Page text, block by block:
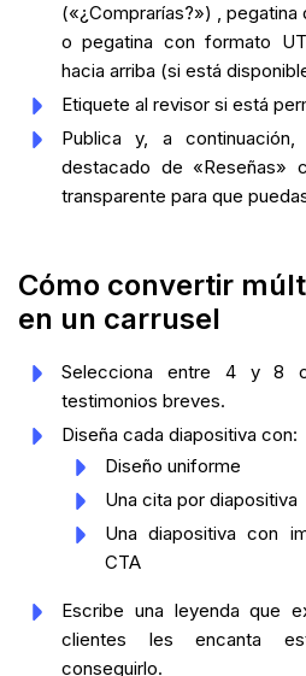
(«¿Comprarías?») ,
o pegatina con formato
hacia arriba (si está
Etiquete al revisor si está
Publica y, a
destacado de «Reseñas»
transparente para que
Cómo convertir
en un carrusel
Selecciona entre 4 y 8
testimonios breves.
Diseña cada diapositiva con:
Diseño uniforme
Una cita por diapositiva
Una diapositiva con
CTA
Escribe una leyenda que
clientes les encanta
conseguirlo.